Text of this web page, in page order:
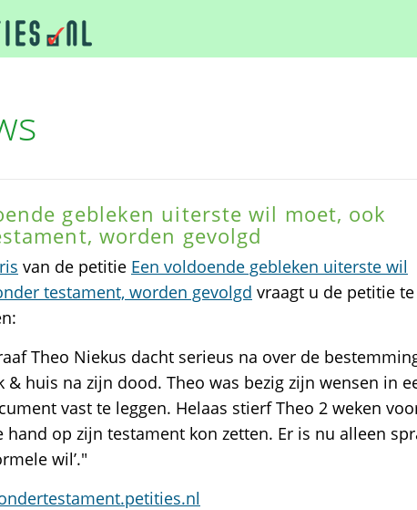
gebleken uiterste wil moet, ook
worden gevolgd
van de petitie Een voldoende gebleken uiterste wil
testament, worden gevolgd vraagt u de petitie te
Theo Niekus dacht serieus na over de
& huis na zijn dood. Theo was bezig zijn wensen in
vast te leggen. Helaas stierf Theo 2 weken
hand op zijn testament kon zetten. Er is nu alleen
wil’."